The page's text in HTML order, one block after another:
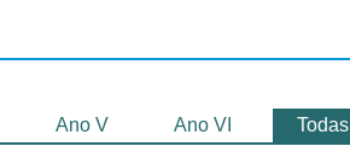
Ano V Ano VI Todas